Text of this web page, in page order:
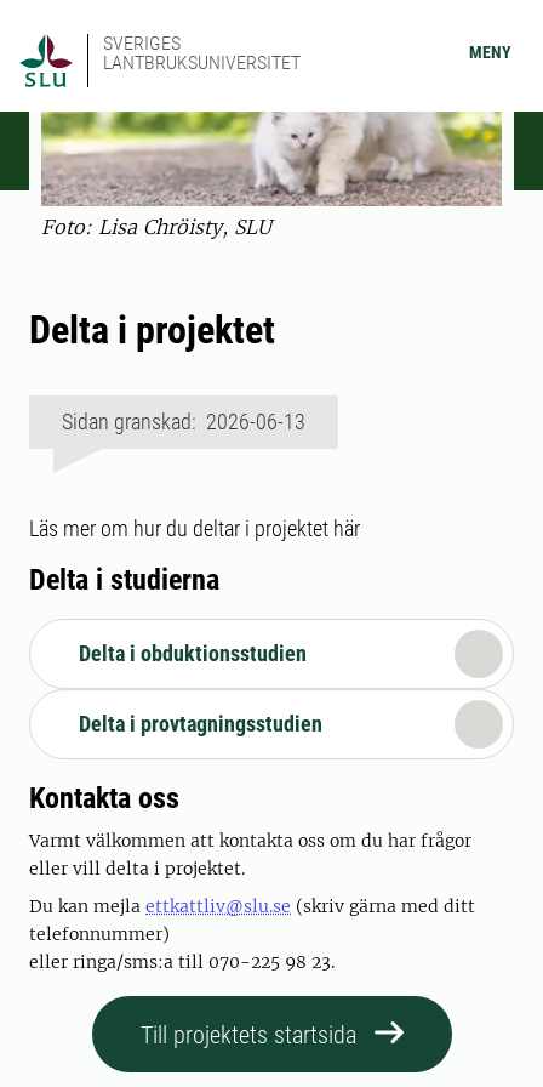
SVERIGES
LANTBRUKSUNIVERSITET
MENY
Foto: Lisa Chröisty, SLU
Delta i projektet
Sidan granskad: 2026-06-13
Läs mer om hur du deltar i projektet här
Delta i studierna
Delta i obduktionsstudien
Delta i provtagningsstudien
Kontakta oss
Varmt välkommen att kontakta oss om du har frågor
eller vill delta i projektet.
Du kan mejla ettkattliv@slu.se (skriv gärna med ditt
telefonnummer)
eller ringa/sms:a till 070-225 98 23.
Till projektets startsida